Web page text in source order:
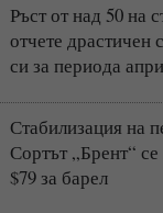
Ръст от над 50 на
отчете драстичен
си за периода
Стабилизация на
Сортът „Брент“
$79 за барел